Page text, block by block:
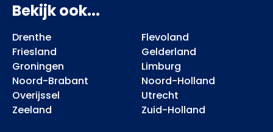
Bekijk ook...
Drenthe
Flevoland
Friesland
Gelderland
Groningen
Limburg
Noord-Brabant
Noord-Holland
Overijssel
Utrecht
Zeeland
Zuid-Holland